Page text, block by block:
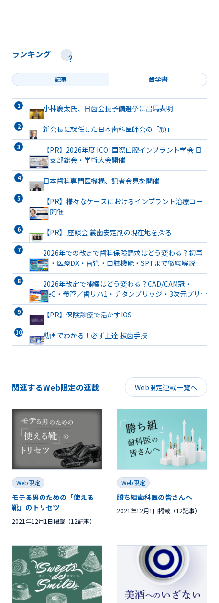
ランキング
記事 歯学書
小林慶太氏、日歯会長予備選挙に出馬表明
新会長に就任した日本歯科医師会の「顔」
【PR】2026年度 ICOI 国際口腔インプラント学会 日
本支部総会・学術大会開催
日本歯科専門医機構、記者会見を開催
【PR】様々なケースにおけるインプラント治療コー
ス開催
【PR】 座談会 義歯安定剤の現在地を探る
2026年での改定で歯科保険請求はどう変わる？初再
診・医療DX・歯管・口腔機能・SPTまで徹底解説
2026年改定で補綴はどう変わる？CAD/CAM冠・
TeC・義管／歯リハ1・チタンブリッジ・3次元プリン
ト有床義歯まで詳解
【PR】保険診療で活かすIOS
動画でわかる！必ず上達 抜歯手技
関連するWeb限定の連載 Web限定連載一覧へ
Web限定
モテる男のための「使える
靴」のトリセツ
2021年12月1日掲載（12記事）
Web限定
勝ち組歯科医の皆さんへ
2021年12月1日掲載（12記事）